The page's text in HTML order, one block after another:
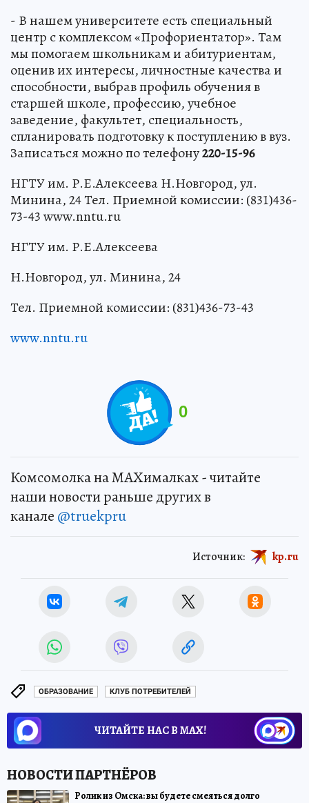
- В нашем университете есть специальный
центр с комплексом «Профориентатор». Там
мы помогаем школьникам и абитуриентам,
оценив их интересы, личностные качества и
способности, выбрав профиль обучения в
старшей школе, профессию, учебное
заведение, факультет, специальность,
спланировать подготовку к поступлению в вуз.
Записаться можно по телефону220-15-96
НГТУ им. Р.Е.Алексеева Н.Новгород, ул.
Минина, 24 Тел. Приемной комиссии: (831)436-
73-43 www.nntu.ru
НГТУ им. Р.Е.Алексеева
Н.Новгород, ул. Минина, 24
Тел. Приемной комиссии: (831)436-73-43
www.nntu.ru
0
Комсомолка на MAXималках - читайте
наши новости раньше других в
канале @truekpru
Источник: kp.ru
ОБРАЗОВАНИЕ КЛУБ ПОТРЕБИТЕЛЕЙ
ЧИТАЙТЕ НАС В МАХ!
Ролик из Омска: вы будете смеяться долго